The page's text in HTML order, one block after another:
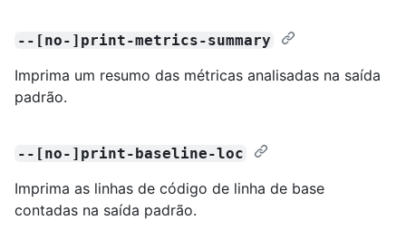
--[no-]print-metrics-summary
Imprima um resumo das métricas analisadas na saída
padrão.
--[no-]print-baseline-loc
Imprima as linhas de código de linha de base
contadas na saída padrão.